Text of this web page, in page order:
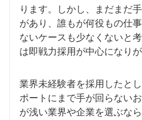
ります。しかし、まだまだ
があり、誰もが何役もの仕
ないケースも少なくないと
は即戦力採用が中心になりが
業界未経験者を採用したと
ポートにまで手が回らない
が浅い業界や企業を選ぶな